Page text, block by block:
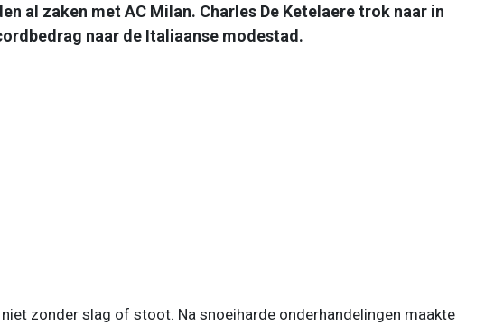
al zaken met AC Milan. Charles De Ketelaere trok naar in
naar de Italiaanse modestad.
zonder slag of stoot. Na snoeiharde onderhandelingen maakte